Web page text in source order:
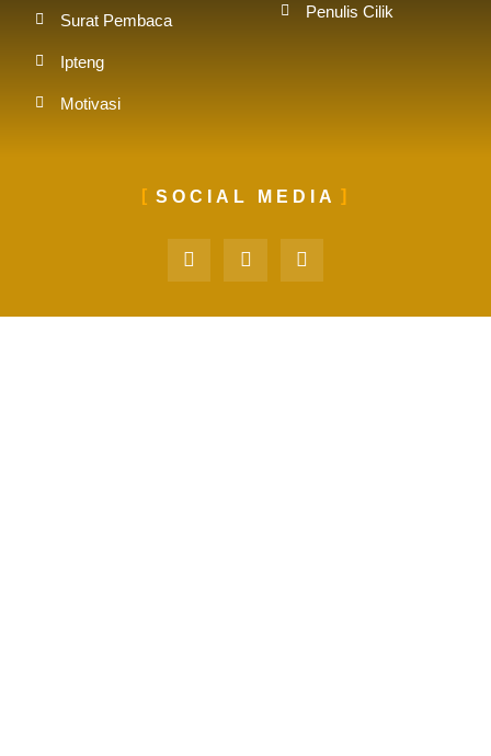
Surat Pembaca
Ipteng
Motivasi
Penulis Cilik
SOCIAL MEDIA